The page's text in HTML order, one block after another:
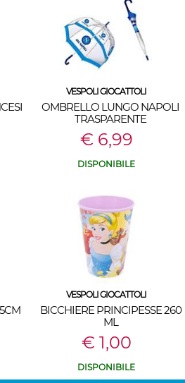
VESPOLI GIOCATTOLI
OMBRELLO LUNGO NAPOLI
TRASPARENTE
€ 6,99
DISPONIBILE
VESPOLI GIOCATTOLI
BICCHIERE PRINCIPESSE 260
ML
€ 1,00
DISPONIBILE